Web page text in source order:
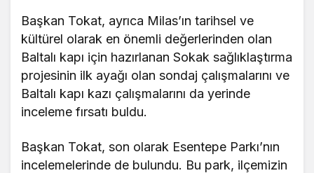
Başkan Tokat, ayrıca Milas’ın tarihsel ve
kültürel olarak en önemli değerlerinden olan
Baltalı kapı için hazırlanan Sokak sağlıklaştırma
projesinin ilk ayağı olan sondaj çalışmalarını ve
Baltalı kapı kazı çalışmalarını da yerinde
inceleme fırsatı buldu.
Başkan Tokat, son olarak Esentepe Parkı’nın
incelemelerinde de bulundu. Bu park, ilçemizin